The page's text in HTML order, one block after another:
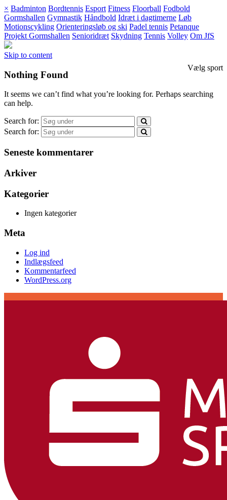
× Badminton Bordtennis Esport Fitness Floorball Fodbold
Gormshallen Gymnastik Håndbold Idræt i dagtimerne Løb
Motionscykling Orienteringsløb og ski Padel tennis Petanque
Projekt Gormshallen Senioridræt Skydning Tennis Volley Om JfS
Vælg sport
Skip to content
Nothing Found
It seems we can’t find what you’re looking for. Perhaps searching
can help.
Search for:
Search for:
Seneste kommentarer
Arkiver
Kategorier
Ingen kategorier
Meta
Log ind
Indlægsfeed
Kommentarfeed
WordPress.org